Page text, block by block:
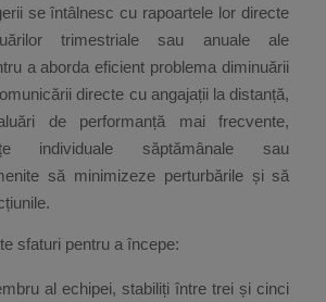
se întâlnesc cu rapoartele lor directe
trimestriale sau anuale ale
a aborda eficient problema diminuării
directe cu angajații la distanță,
de performanță mai frecvente,
individuale săptămânale sau
să minimizeze perturbările și să
sfaturi pentru a începe:
al echipei, stabiliți între trei și cinci